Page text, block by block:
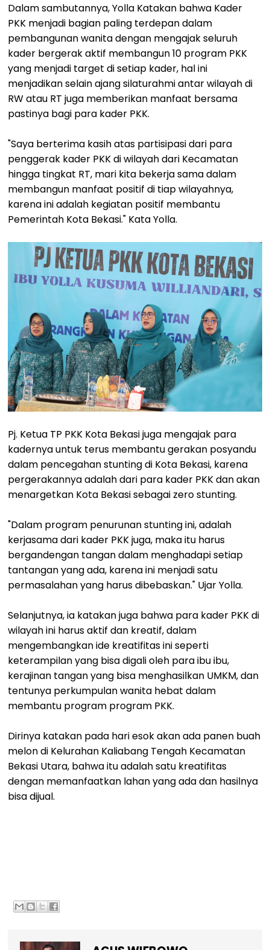
Dalam sambutannya, Yolla Katakan bahwa Kader
PKK menjadi bagian paling terdepan dalam
pembangunan wanita dengan mengajak seluruh
kader bergerak aktif membangun 10 program PKK
yang menjadi target di setiap kader, hal ini
menjadikan selain ajang silaturahmi antar wilayah di
RW atau RT juga memberikan manfaat bersama
pastinya bagi para kader PKK.
"Saya berterima kasih atas partisipasi dari para
penggerak kader PKK di wilayah dari Kecamatan
hingga tingkat RT, mari kita bekerja sama dalam
membangun manfaat positif di tiap wilayahnya,
karena ini adalah kegiatan positif membantu
Pemerintah Kota Bekasi." Kata Yolla.
Pj. Ketua TP PKK Kota Bekasi juga mengajak para
kadernya untuk terus membantu gerakan posyandu
dalam pencegahan stunting di Kota Bekasi, karena
pergerakannya adalah dari para kader PKK dan akan
menargetkan Kota Bekasi sebagai zero stunting.
"Dalam program penurunan stunting ini, adalah
kerjasama dari kader PKK juga, maka itu harus
bergandengan tangan dalam menghadapi setiap
tantangan yang ada, karena ini menjadi satu
permasalahan yang harus dibebaskan." Ujar Yolla.
Selanjutnya, ia katakan juga bahwa para kader PKK di
wilayah ini harus aktif dan kreatif, dalam
mengembangkan ide kreatifitas ini seperti
keterampilan yang bisa digali oleh para ibu ibu,
kerajinan tangan yang bisa menghasilkan UMKM, dan
tentunya perkumpulan wanita hebat dalam
membantu program program PKK.
Dirinya katakan pada hari esok akan ada panen buah
melon di Kelurahan Kaliabang Tengah Kecamatan
Bekasi Utara, bahwa itu adalah satu kreatifitas
dengan memanfaatkan lahan yang ada dan hasilnya
bisa dijual.